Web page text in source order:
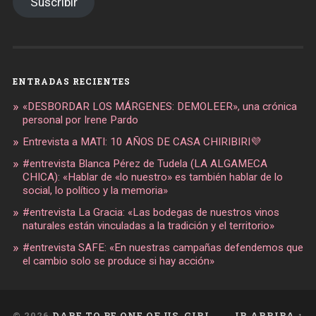
ENTRADAS RECIENTES
«DESBORDAR LOS MÁRGENES: DEMOLEER», una crónica
personal por Irene Pardo
Entrevista a MATI: 10 AÑOS DE CASA CHIRIBIRI💜
#entrevista Blanca Pérez de Tudela (LA ALGAMECA
CHICA): «Hablar de «lo nuestro» es también hablar de lo
social, lo político y la memoria»
#entrevista La Gracia: «Las bodegas de nuestros vinos
naturales están vinculadas a la tradición y el territorio»
#entrevista SAFE: «En nuestras campañas defendemos que
el cambio solo se produce si hay acción»